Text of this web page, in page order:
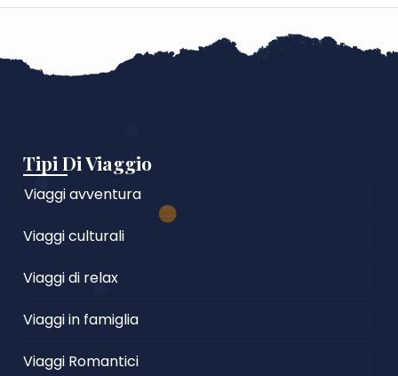
Tipi Di Viaggio
Viaggi avventura
Viaggi culturali
Viaggi di relax
Viaggi in famiglia
Viaggi Romantici